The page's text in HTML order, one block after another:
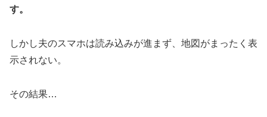
す。
しかし夫のスマホは読み込みが進まず、地図がまったく表
示されない。
その結果…